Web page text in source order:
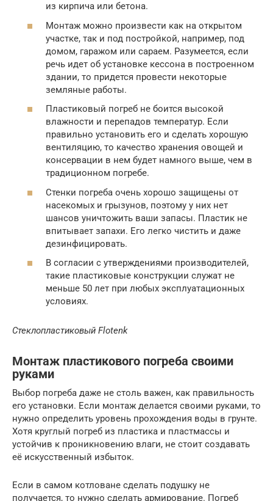
из кирпича или бетона.
Монтаж можно произвести как на открытом
участке, так и под постройкой, например, под
домом, гаражом или сараем. Разумеется, если
речь идет об установке кессона в построенном
здании, то придется провести некоторые
земляные работы.
Пластиковый погреб не боится высокой
влажности и перепадов температур. Если
правильно установить его и сделать хорошую
вентиляцию, то качество хранения овощей и
консервации в нем будет намного выше, чем в
традиционном погребе.
Стенки погреба очень хорошо защищены от
насекомых и грызунов, поэтому у них нет
шансов уничтожить ваши запасы. Пластик не
впитывает запахи. Его легко чистить и даже
дезинфицировать.
В согласии с утверждениями производителей,
такие пластиковые конструкции служат не
меньше 50 лет при любых эксплуатационных
условиях.
Стеклопластиковый Flotenk
Монтаж пластикового погреба своими
руками
Выбор погреба даже не столь важен, как правильность
его установки. Если монтаж делается своими руками, то
нужно определить уровень прохождения воды в грунте.
Хотя круглый погреб из пластика и пластмассы и
устойчив к проникновению влаги, не стоит создавать
её искусственный избыток.
Если в самом котловане сделать подушку не
получается, то нужно сделать армирование. Погреб